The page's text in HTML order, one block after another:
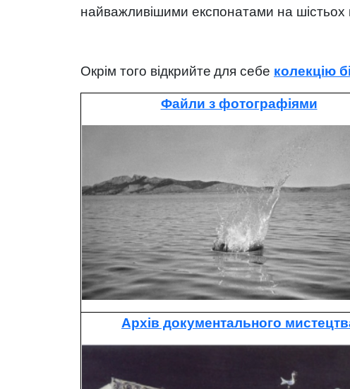
найважливішими експонатами на шістьох
Окрім того відкрийте для себе колекцію
Файли з фотографіями
Архів документального